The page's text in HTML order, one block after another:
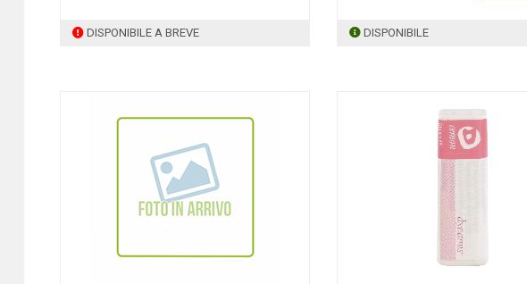
DISPONIBILE A BREVE DISPONIBILE